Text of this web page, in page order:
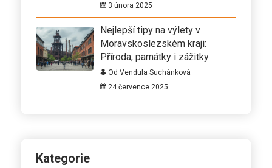
3 února 2025
Nejlepší tipy na výlety v
Moravskoslezském kraji:
Příroda, památky i zážitky
Od Vendula Suchánková
24 července 2025
Kategorie